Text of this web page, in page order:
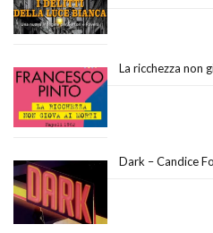
La ricchezza non
Dark – Candice